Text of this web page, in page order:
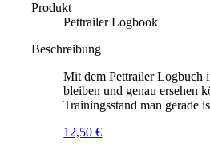
Produkt
Pettrailer Logbook
Beschreibung
Mit dem Pettrailer Logbuch
bleiben und genau ersehen
Trainingsstand man gerade
12,50€